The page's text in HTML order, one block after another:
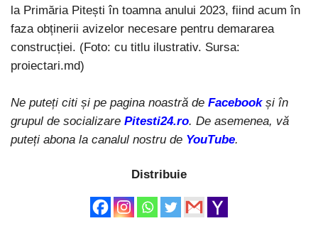
la Primăria Pitești în toamna anului 2023, fiind acum în
faza obținerii avizelor necesare pentru demararea
construcției. (Foto: cu titlu ilustrativ. Sursa:
proiectari.md)
Ne puteți citi și pe pagina noastră de Facebook și în
grupul de socializare Pitesti24.ro. De asemenea, vă
puteți abona la canalul nostru de YouTube.
Distribuie